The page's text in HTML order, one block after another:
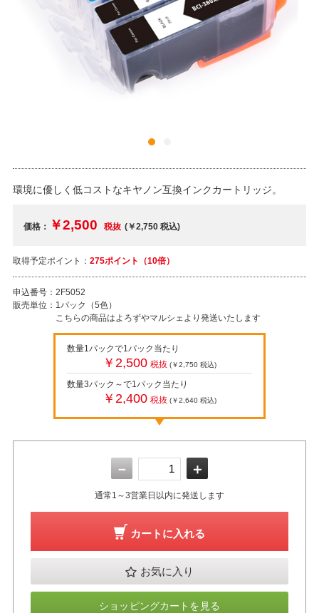
環境に優しく低コストなキヤノン互換インクカートリッジ。
価格： ￥2,500 税抜 (￥2,750税込)
取得予定ポイント： 275ポイント（10倍）
申込番号： 2F5052
販売単位： 1パック（5色）
こちらの商品はよろずやマルシェより発送いたします
数量1パックで1パック当たり
￥2,500 税抜 (￥2,750 税込)
数量3パック～で1パック当たり
￥2,400 税抜 (￥2,640 税込)
－ ＋
通常1～3営業日以内に発送します
カートに入れる
お気に入り
ショッピングカートを見る